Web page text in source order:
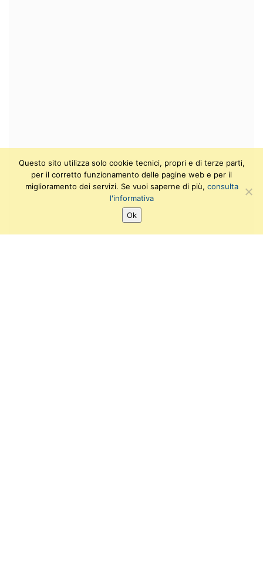
Questo sito utilizza solo cookie tecnici, propri e di terze parti,
per il corretto funzionamento delle pagine web e per il
miglioramento dei servizi. Se vuoi saperne di più, consulta
l'informativa
Ok